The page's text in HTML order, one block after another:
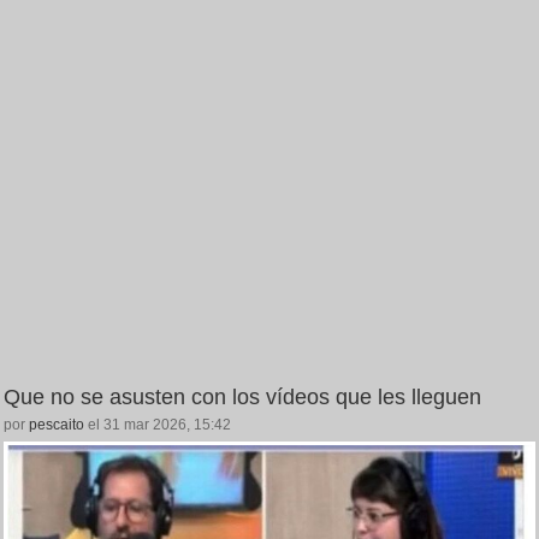
Que no se asusten con los vídeos que les lleguen
por pescaito el 31 mar 2026, 15:42